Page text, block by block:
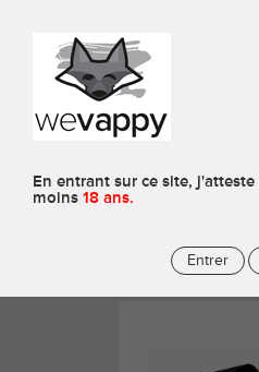
En entrant sur ce site,
moins 18 ans.
Entrer
Chargeurs
CHARGEUR
Efest